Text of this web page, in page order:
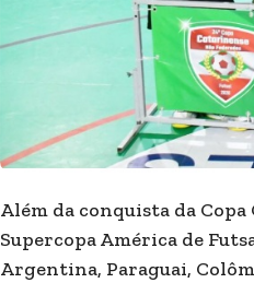
Além da conquista da
Supercopa América de
Argentina, Paraguai,